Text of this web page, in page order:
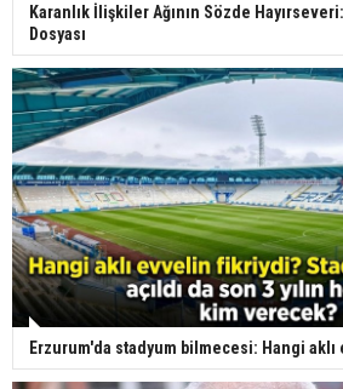
Karanlık İlişkiler Ağının Sözde
Dosyası
Erzurum'da stadyum bilmecesi: Hangi